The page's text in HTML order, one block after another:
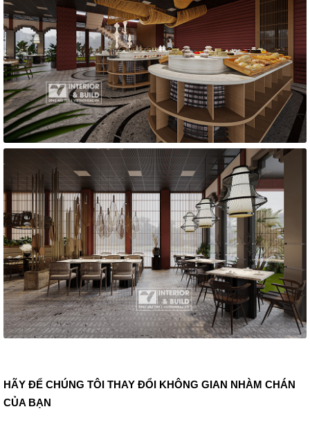
HÃY ĐỂ CHÚNG TÔI THAY ĐỔI KHÔNG GIAN NHÀM CHÁN
CỦA BẠN